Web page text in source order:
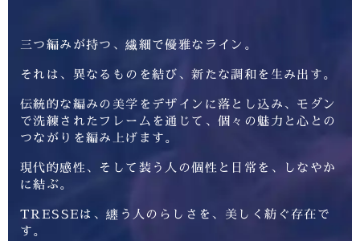
三つ編みが持つ、繊細で優雅なライン。
それは、異なるものを結び、新たな調和を生み出す。
伝統的な編みの美学をデザインに落とし込み、モダン
で洗練されたフレームを通じて、個々の魅力と心との
つながりを編み上げます。
現代的感性、そして装う人の個性と日常を、しなやか
に結ぶ。
TRESSEは、纏う人のらしさを、美しく紡ぐ存在で
す。